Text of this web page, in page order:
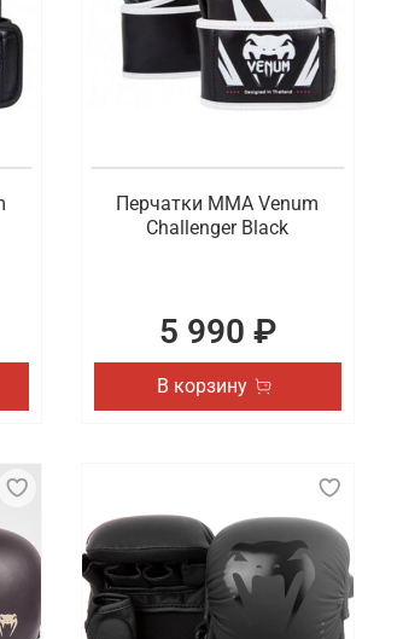
экипировка, предназначенная
Перчатки ММА Venum
Challenger Black
5 990 ₽
В корзину